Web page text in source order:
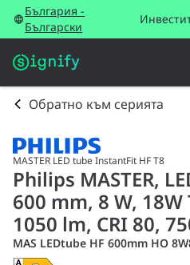
България -
Български
Обратно към серията
MASTER LED tube InstantFit HF T8
Philips MASTER,
600 mm, 8 W, 18W
1050 lm, CRI 80,
MAS LEDtube HF 600mm HO